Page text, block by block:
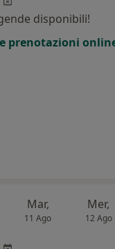
disponibili!
prenotazioni
Mar,
11 Ago
Mer,
12 Ago